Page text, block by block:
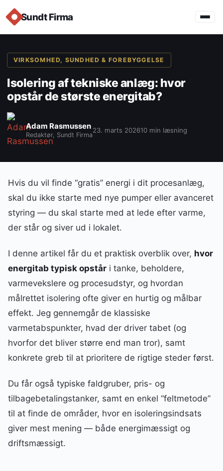
Sundt Firma
VIRKSOMHED, SUNDHED & FOREBYGGELSE
Isolering af tekniske anlæg: hvor
opstår de største energitab?
Adam Rasmussen
Redaktør, Sundt Firma
23. marts 202610 min læsning
Hvis du vil finde “gratis” energi i dit procesanlæg,
skal du ikke starte med nye pumper eller avanceret
styring — du skal starte med at lede efter varme,
der står og siver ud i lokalet.
I denne artikel får du et praktisk overblik over, hvor
energitab typisk opstår i tanke, beholdere,
varmevekslere og procesudstyr, og hvordan
målrettet isolering ofte giver en hurtig og målbar
effekt. Jeg gennemgår de klassiske
varmetabspunkter, hvad der driver tabet (og
hvorfor det bliver større end man tror), samt
konkrete greb til at prioritere de rigtige steder først.
Du får også typiske faldgruber, pris- og
tilbagebetalingstanker, samt en enkel “feltmetode”
til at finde de områder, hvor en isoleringsindsats
giver mest mening — både energimæssigt og
driftsmæssigt.